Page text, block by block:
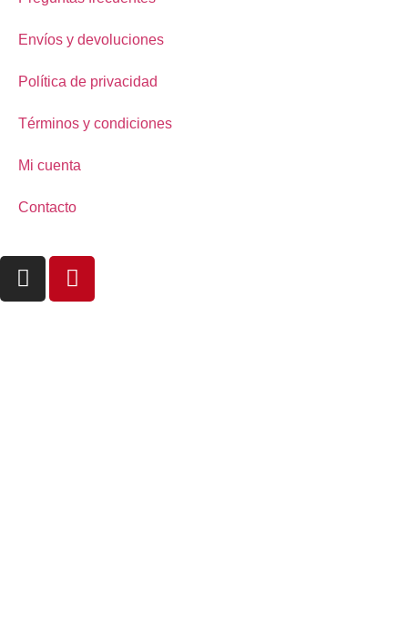
Envíos y devoluciones
Política de privacidad
Términos y condiciones
Mi cuenta
Contacto